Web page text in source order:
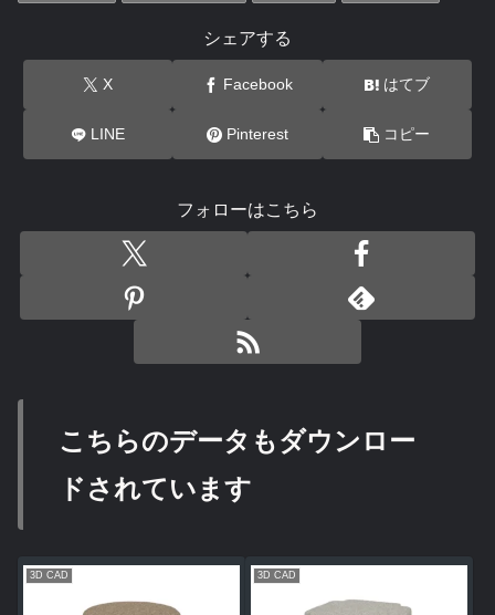
シェアする
X Facebook はてブ
LINE Pinterest コピー
フォローはこちら
こちらのデータもダウンロー
ドされています
3D CAD 3D CAD